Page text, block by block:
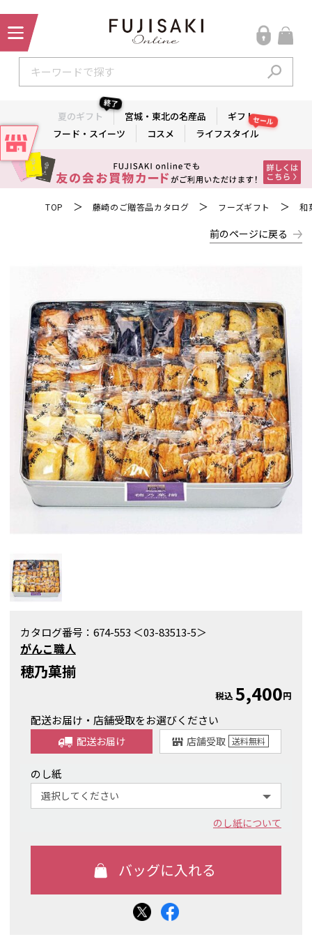
夏のギフト
終了
宮城・東北の名産品
ギフト
フード・スイーツ
コスメ ライフスタイル
セール
TOP ＞ 藤崎のご贈答品カタログ ＞ フーズギフト ＞ 和
前のページに戻る
カタログ番号： 674-553 ＜03-83513-5＞
がんこ職人
穂乃菓揃
税込5,400円
配送お届け・店舗受取をお選びください
配送お届け 店舗受取 送料無料
のし紙
のし紙について